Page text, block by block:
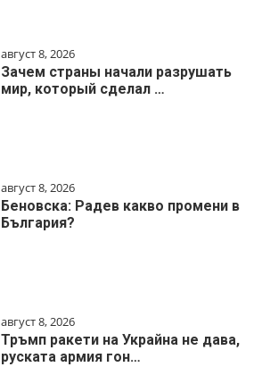
август 8, 2026
Зачем страны начали разрушать
мир, который сделал …
август 8, 2026
Беновска: Радев какво промени в
България?
август 8, 2026
Тръмп ракети на Украйна не дава,
руската армия гон…